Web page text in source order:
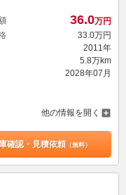
36.0万円
33. 0万円
2011年
5.8万km
2028年07月
他の情報を開く
確認・見積依頼（無料）